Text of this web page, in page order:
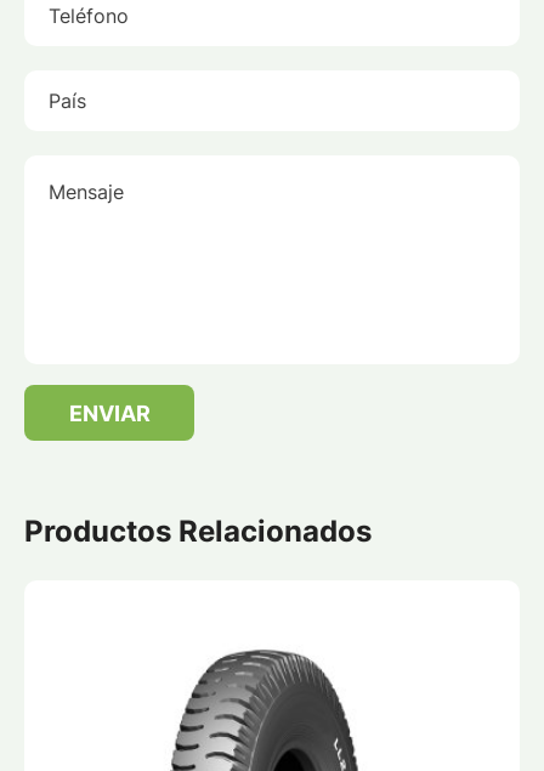
Teléfono
País
Mensaje
ENVIAR
Productos Relacionados